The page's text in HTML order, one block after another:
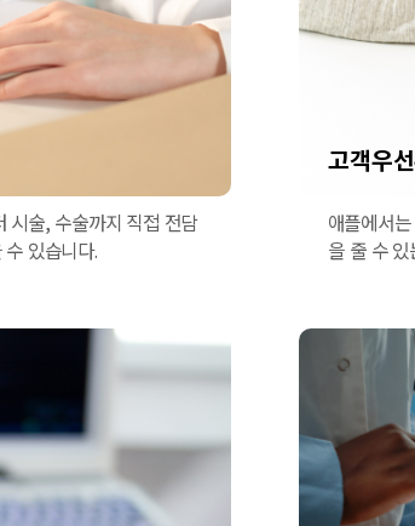
시술, 수술까지 직접 전담
있습니다.
고객우
애플에서
을 줄 수